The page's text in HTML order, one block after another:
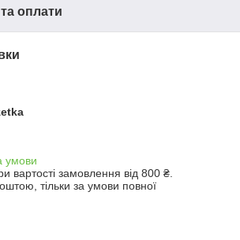
оплати
умови
вартості замовлення від 800 ₴.
тільки за умови повної